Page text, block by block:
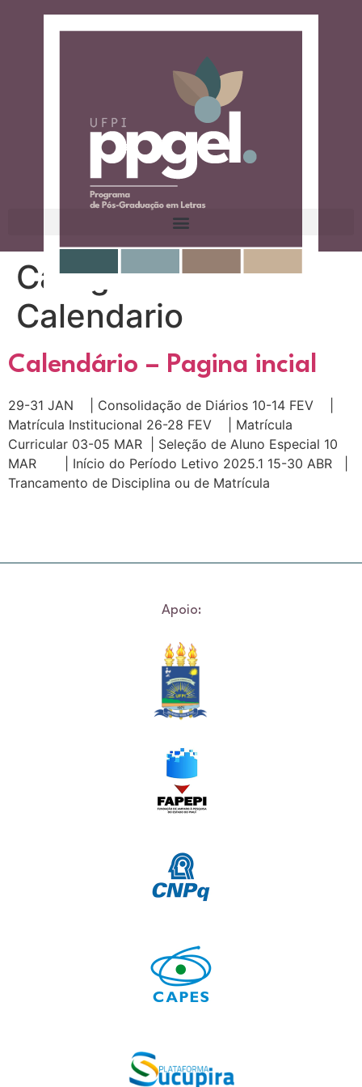
Categoria:
Calendario
Calendário – Pagina incial
29-31 JAN | Consolidação de Diários 10-14 FEV |
Matrícula Institucional 26-28 FEV | Matrícula
Curricular 03-05 MAR | Seleção de Aluno Especial 10
MAR | Início do Período Letivo 2025.1 15-30 ABR |
Trancamento de Disciplina ou de Matrícula
Apoio: